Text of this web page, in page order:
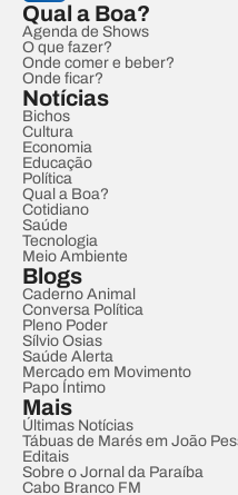
Qual a Boa?
Agenda de Shows
O que fazer?
Onde comer e beber?
Onde ficar?
Notícias
Bichos
Cultura
Economia
Educação
Política
Qual a Boa?
Cotidiano
Saúde
Tecnologia
Meio Ambiente
Blogs
Caderno Animal
Conversa Política
Pleno Poder
Sílvio Osias
Saúde Alerta
Mercado em Movimento
Papo Íntimo
Mais
Últimas Notícias
Tábuas de Marés em João
Editais
Sobre o Jornal da Paraíba
Cabo Branco FM